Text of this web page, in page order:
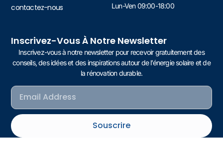
contactez-nous
Lun-Ven 09:00-18:00
Inscrivez-Vous À Notre Newsletter
Inscrivez-vous à notre newsletter pour recevoir gratuitement des
conseils, des idées et des inspirations autour de l’énergie solaire et de
la rénovation durable.
Souscrire